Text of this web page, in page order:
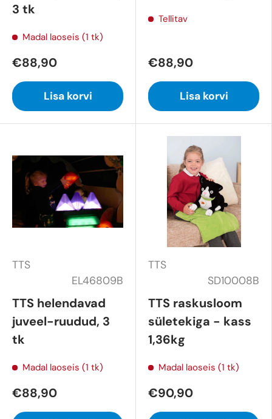
3 tk
Madal laoseis (1 tk)
€88,90
Lisa korvi
Tellitav
€88,90
Lisa korvi
TTS
EL46809B
TTS helendavad
juveel-ruudud, 3
tk
Madal laoseis (1 tk)
€88,90
TTS
SD10008B
TTS raskusloom
sületekiga - kass
1,36kg
Madal laoseis (1 tk)
€90,90